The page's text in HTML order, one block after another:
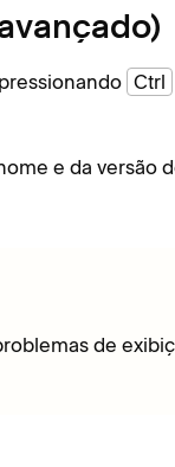
Ctrl
e da versão
de